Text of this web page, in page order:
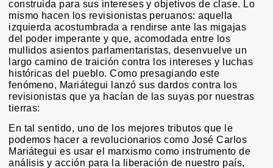
construida para sus intereses y objetivos de clase. Lo
mismo hacen los revisionistas peruanos: aquella
izquierda acostumbrada a rendirse ante las migajas
del poder imperante y que, acomodada entre los
mullidos asientos parlamentaristas, desenvuelve un
largo camino de traición contra los intereses y luchas
históricas del pueblo. Como presagiando este
fenómeno, Mariátegui lanzó sus dardos contra los
revisionistas que ya hacían de las suyas por nuestras
tierras:
En tal sentido, uno de los mejores tributos que le
podemos hacer a revolucionarios como José Carlos
Mariátegui es usar el marxismo como instrumento de
análisis y acción para la liberación de nuestro país,